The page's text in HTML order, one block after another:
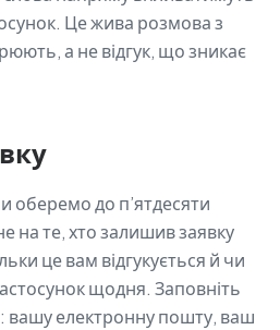
Це жива розмова з
а не відгук, що зникає
оберемо до п’ятдесяти
на те, хто залишив заявку
це вам відгукується й чи
щодня. Заповніть
вашу електронну пошту, ваш